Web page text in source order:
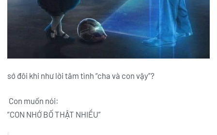
sớ đôi khi như lời tâm tình “cha và con vậy”?
Con muốn nói:
”CON NHỚ BỐ THẬT NHIỀU”